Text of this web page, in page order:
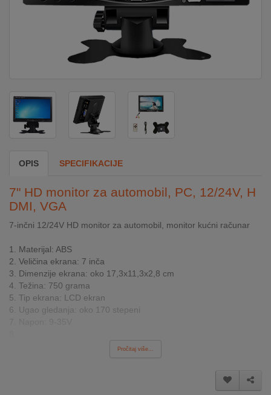
ALATI
SECURITY
PC
GAME
INTERNO
MOJ
NALOG
AKCIJE
OPIS SPECIFIKACIJE
7" HD monitor za automobil, PC, 12/24V, H
DMI, VGA
7-inčni 12/24V HD monitor za automobil, monitor kućni računar
1. Materijal: ABS
2. Veličina ekrana: 7 inča
3. Dimenzije ekrana: oko 17,3x11,3x2,8 cm
4. Težina: 750 grama
5. Tip ekrana: LCD ekran
6. Ugao gledanja: oko 170 stepeni
Pročitaj više...